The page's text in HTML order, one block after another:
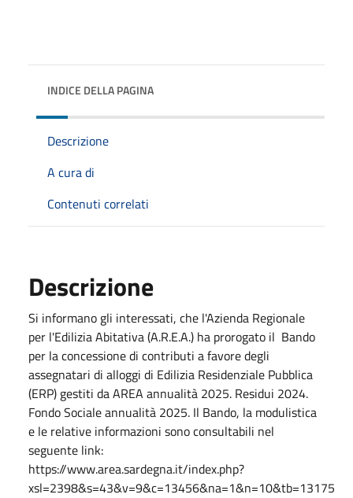
INDICE DELLA PAGINA
Descrizione
A cura di
Contenuti correlati
Descrizione
Si informano gli interessati, che l'Azienda Regionale
per l'Edilizia Abitativa (A.R.E.A.) ha prorogato il Bando
per la concessione di contributi a favore degli
assegnatari di alloggi di Edilizia Residenziale Pubblica
(ERP) gestiti da AREA annualità 2025. Residui 2024.
Fondo Sociale annualità 2025. Il Bando, la modulistica
e le relative informazioni sono consultabili nel
seguente link:
https://www.area.sardegna.it/index.php?
xsl=2398&s=43&v=9&c=13456&na=1&n=10&tb=13175